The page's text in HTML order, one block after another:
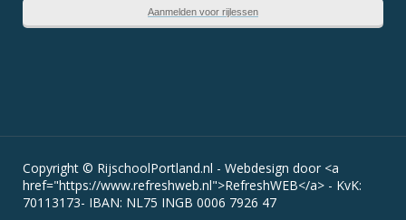
Aanmelden voor rijlessen
Copyright © RijschoolPortland.nl - Webdesign door <a
href="https://www.refreshweb.nl">RefreshWEB</a> - KvK:
70113173- IBAN: NL75 INGB 0006 7926 47